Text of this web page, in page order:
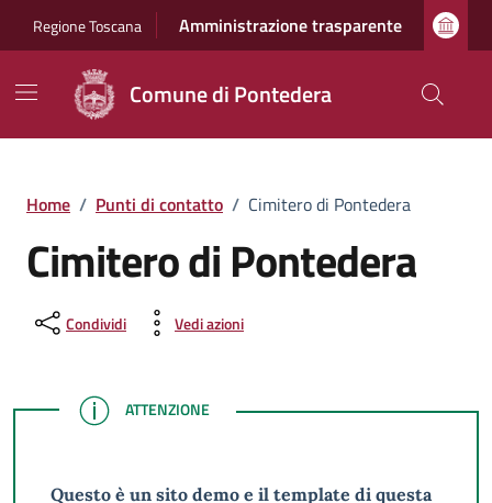
Regione Toscana Amministrazione trasparente
Comune di Pontedera
Home / Punti di contatto / Cimitero di Pontedera
Cimitero di Pontedera
Condividi Vedi azioni
ATTENZIONE
ATTENZIONE
Questo è un sito demo e il template di questa